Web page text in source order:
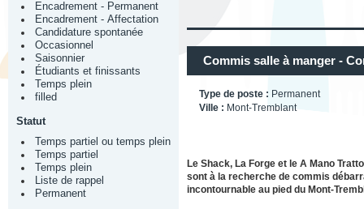
Encadrement - Permanent
Encadrement - Affectation
Candidature spontanée
Occasionnel
Saisonnier
Étudiants et finissants
Temps plein
filled
Statut
Temps partiel ou temps plein
Temps partiel
Temps plein
Liste de rappel
Permanent
Commis salle à manger -
Type de poste : Permanent
Ville : Mont-Tremblant
Le Shack, La Forge et le A Mano
sont à la recherche de commis
incontournable au pied du Mont-